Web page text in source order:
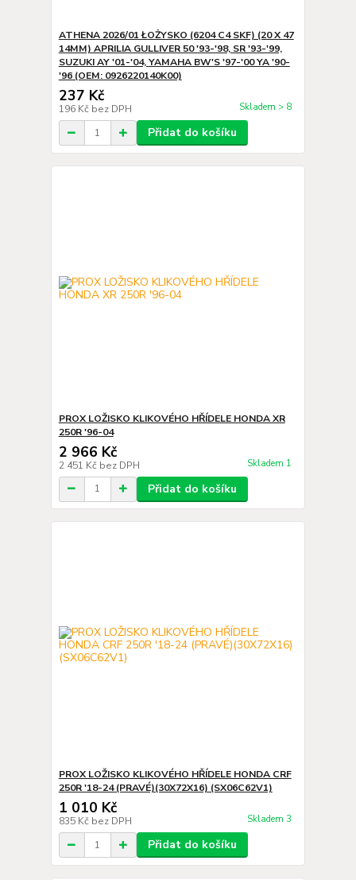
ATHENA 2026/01 ŁOŻYSKO (6204 C4 SKF) (20 X 47
14MM) APRILIA GULLIVER 50 '93-'98, SR '93-'99,
SUZUKI AY '01-'04, YAMAHA BW'S '97-'00 YA '90-
'96 (OEM: 0926220140K00)
237 Kč
196 Kč bez DPH Skladem > 8
Přidat do košíku
PROX LOŽISKO KLIKOVÉHO HŘÍDELE HONDA XR
250R '96-04
2 966 Kč
2 451 Kč bez DPH Skladem 1
Přidat do košíku
PROX LOŽISKO KLIKOVÉHO HŘÍDELE HONDA CRF
250R '18-24 (PRAVÉ)(30X72X16) (SX06C62V1)
1 010 Kč
835 Kč bez DPH Skladem 3
Přidat do košíku